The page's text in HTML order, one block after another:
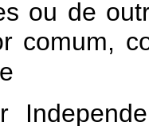
ou de
comum,